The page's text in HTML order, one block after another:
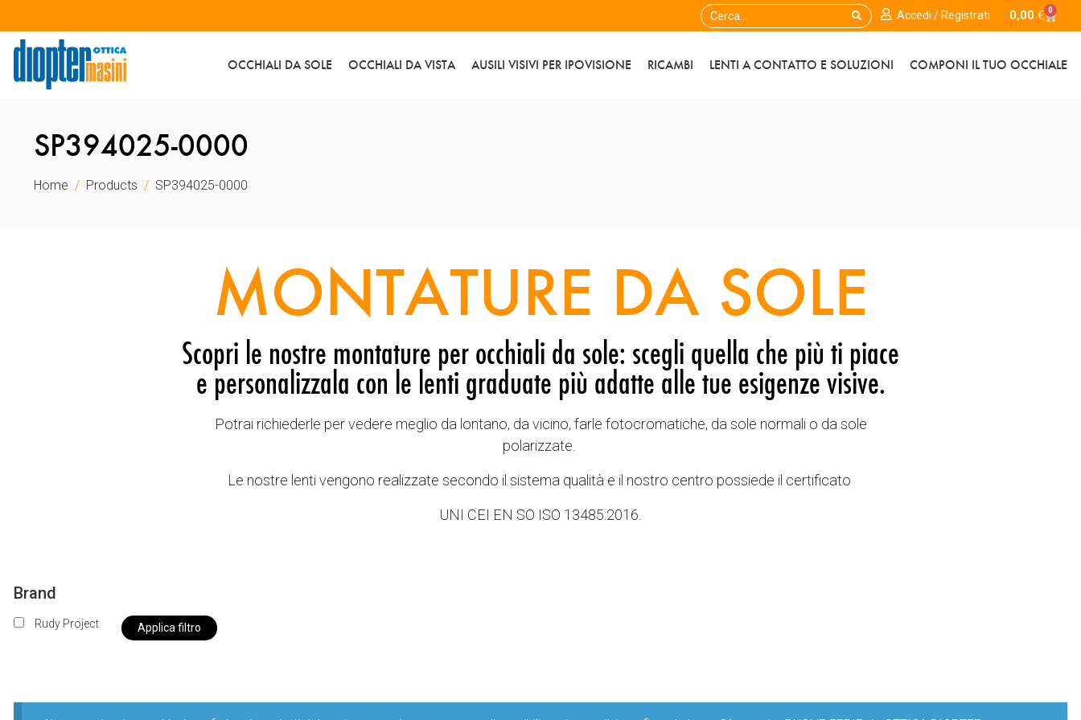
Accedi / Registrati 0,00 € 0
OCCHIALI DA SOLE OCCHIALI DA VISTA AUSILI VISIVI PER IPOVISIONE RICAMBI LENTI A CONTATTO E SOLUZIONI COMPONI IL TUO OCCHIALE
SP394025-0000
Home Products SP394025-0000
MONTATURE DA SOLE
Scopri le nostre montature per occhiali da sole: scegli quella che più ti piace
e personalizzala con le lenti graduate più adatte alle tue esigenze visive.
Potrai richiederle per vedere meglio da lontano, da vicino, farle fotocromatiche, da sole normali o da sole
polarizzate.
Le nostre lenti vengono realizzate secondo il sistema qualità e il nostro centro possiede il certificato
UNI CEI EN SO ISO 13485:2016.
Brand
Rudy Project Applica filtro